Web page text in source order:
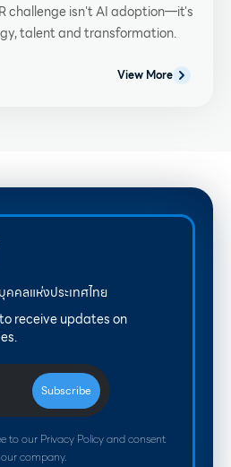
challenge isn't AI adoption—it's
talent and transformation.
View More
คลแห่งประเทศไทย
receive updates on
to our Privacy Policy and consent
company.